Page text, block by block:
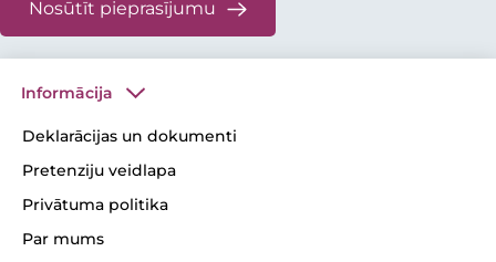
Nosūtīt pieprasījumu
Informācija
Deklarācijas un dokumenti
Pretenziju veidlapa
Privātuma politika
Par mums